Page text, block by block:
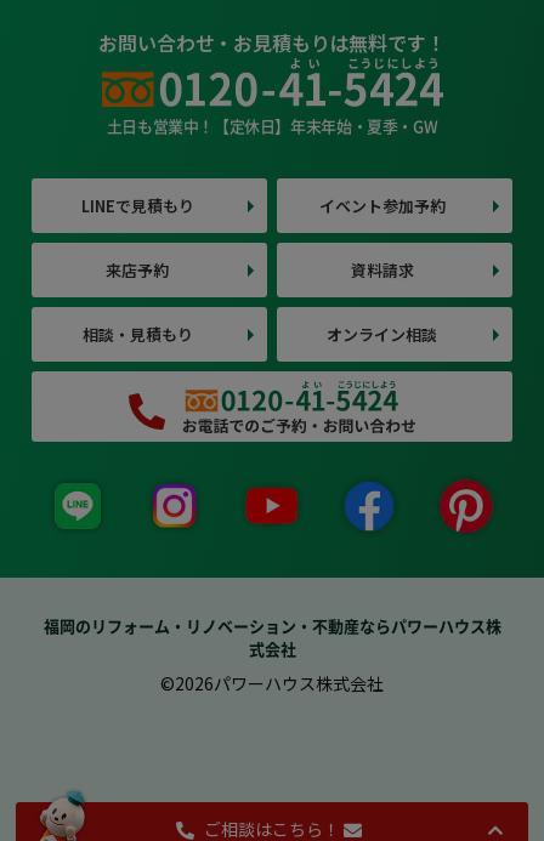
ご相談はこちら！
お問い合わせ・お見積もりは無料です！
土日も営業中！【定休日】年末年始・夏季・GW
LINEで見積もり イベント参加予約
来店予約 資料請求
相談・見積もり オンライン相談
福岡のリフォーム・リノベーション・不動産ならパワーハウス株
式会社
©2026パワーハウス株式会社